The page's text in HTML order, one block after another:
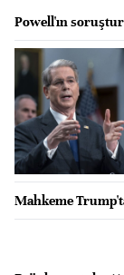
Powell'ın
Mahkeme